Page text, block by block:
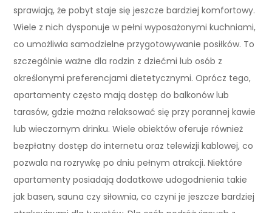
sprawiają, że pobyt staje się jeszcze bardziej komfortowy.
Wiele z nich dysponuje w pełni wyposażonymi kuchniami,
co umożliwia samodzielne przygotowywanie posiłków. To
szczególnie ważne dla rodzin z dziećmi lub osób z
określonymi preferencjami dietetycznymi. Oprócz tego,
apartamenty często mają dostęp do balkonów lub
tarasów, gdzie można relaksować się przy porannej kawie
lub wieczornym drinku. Wiele obiektów oferuje również
bezpłatny dostęp do internetu oraz telewizji kablowej, co
pozwala na rozrywkę po dniu pełnym atrakcji. Niektóre
apartamenty posiadają dodatkowe udogodnienia takie
jak basen, sauna czy siłownia, co czyni je jeszcze bardziej